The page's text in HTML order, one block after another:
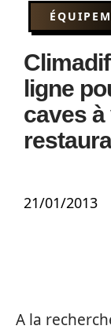
ligne
caves
21/01/2013
A la